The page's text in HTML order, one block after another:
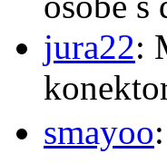
jura22:
smayoo: